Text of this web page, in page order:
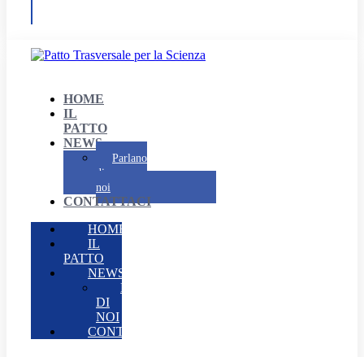
HOME
IL
PATTO
NEWS
Parlano
di
noi
CONTATTACI
HOME
IL
PATTO
NEWS
PARLANO
DI
NOI
CONTATTACI